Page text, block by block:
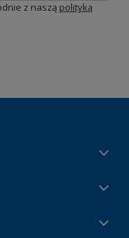
z naszą polityką